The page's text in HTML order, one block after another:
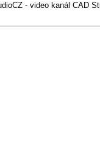
- video kanál CAD